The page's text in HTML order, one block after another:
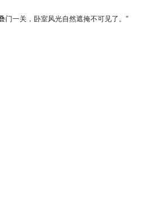
一关，卧室风光自然遮掩不可见了。”